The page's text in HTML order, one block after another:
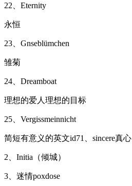
22、Eternity
永恒
23、Gnseblümchen
雏菊
24、Dreamboat
理想的爱人理想的目标
25、Vergissmeinnicht
简短有意义的英文id71、sincere真心
2、Initia（倾城）
3、迷情poxdose